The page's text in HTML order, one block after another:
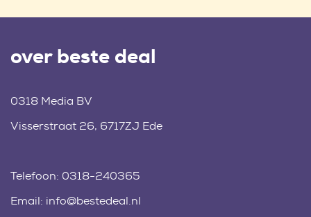
over beste deal
0318 Media BV
Visserstraat 26, 6717ZJ Ede
Telefoon: 0318-240365
Email: info@bestedeal.nl